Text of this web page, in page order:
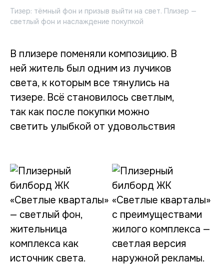
Тизер: тёмный фон и призыв выйти на свет. Плизер —
светлый фон и наслаждение покупкой
В плизере поменяли композицию. В
ней житель был одним из лучиков
света, к которым все тянулись на
тизере. Всё становилось светлым,
так как после покупки можно
светить улыбкой от удовольствия